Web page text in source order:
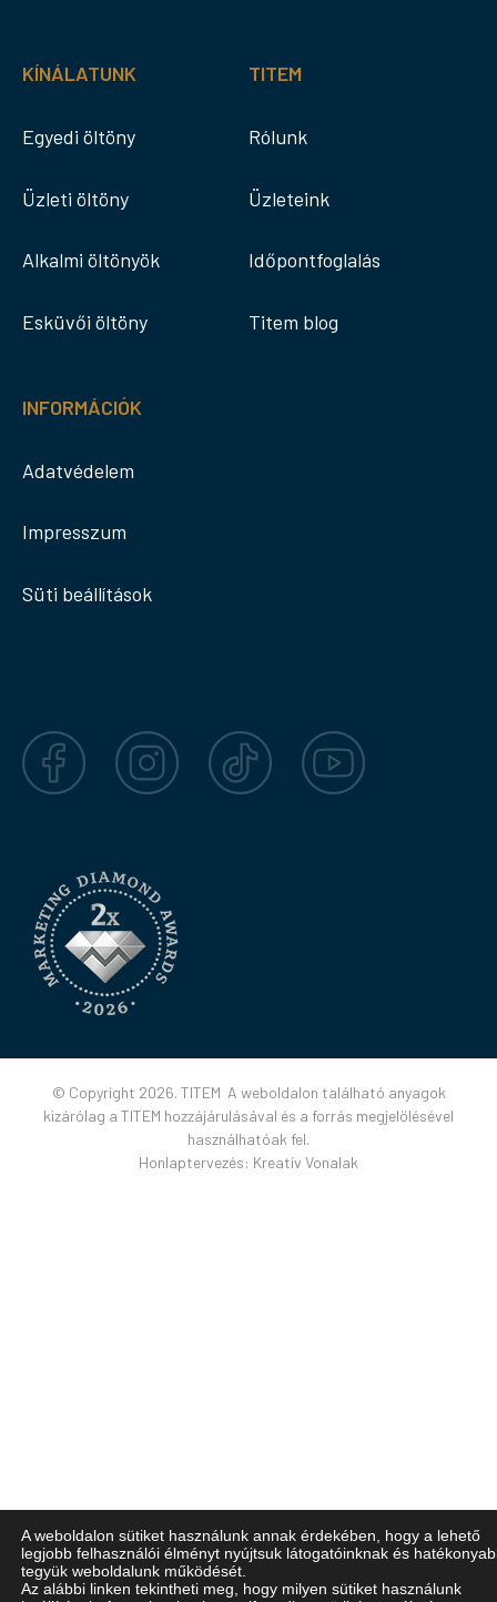
KÍNÁLATUNK
Egyedi öltöny
Üzleti öltöny
Alkalmi öltönyök
Esküvői öltöny
TITEM
Rólunk
Üzleteink
Időpontfoglalás
Titem blog
INFORMÁCIÓK
Adatvédelem
Impresszum
Süti beállítások
Facebook Instagram TikTok YouTube
© Copyright 2026. TITEM A weboldalon található anyagok
kizárólag a TITEM hozzájárulásával és a forrás megjelölésével
használhatóak fel.
Honlaptervezés: Kreatív Vonalak
A weboldalon sütiket használunk annak érdekében, hogy a lehető
legjobb felhasználói élményt nyújtsuk látogatóinknak és
tegyük weboldalunk működését.
Az alábbi linken tekintheti meg, hogy milyen sütiket használunk